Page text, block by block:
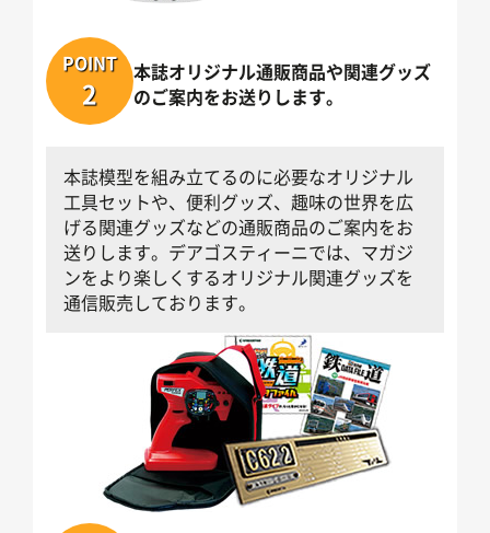
POINT
2
本誌オリジナル通販商品や関連グッズ
のご案内をお送りします。
本誌模型を組み立てるのに必要なオリジナル
工具セットや、便利グッズ、趣味の世界を広
げる関連グッズなどの通販商品のご案内をお
送りします。デアゴスティーニでは、マガジ
ンをより楽しくするオリジナル関連グッズを
通信販売しております。